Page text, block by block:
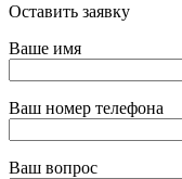
Оставить заявку
Ваше имя
Ваш номер телефона
Ваш вопрос